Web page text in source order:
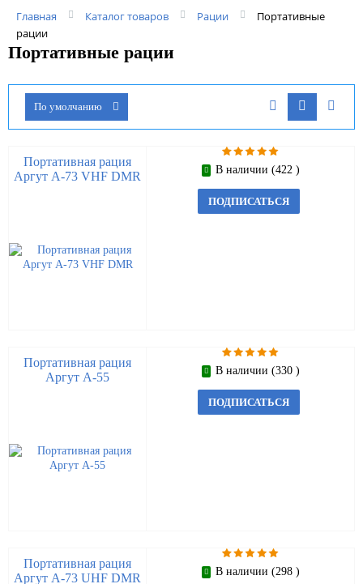
Главная Каталог товаров Рации
Портативные
рации
Портативные рации
По умолчанию
Портативная рация
Аргут А-73 VHF DMR
В наличии (422 )
ПОДПИСАТЬСЯ
Портативная рация
Аргут А-55
В наличии (330 )
ПОДПИСАТЬСЯ
Портативная рация
Аргут А-73 UHF DMR
В наличии (298 )